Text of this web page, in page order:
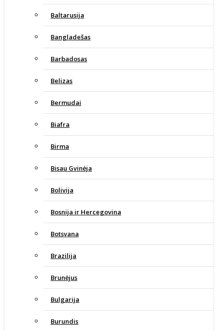
Baltarusija
Bangladešas
Barbadosas
Belizas
Bermudai
Biafra
Birma
Bisau Gvinėja
Bolivija
Bosnija ir Hercegovina
Botsvana
Brazilija
Brunėjus
Bulgarija
Burundis